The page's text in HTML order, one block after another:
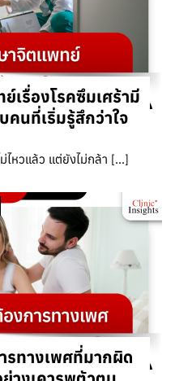
เรื่องโรคซึมเศร้ามี
คนที่เริ่มรู้สึกว่าใจ
ไหวแล้ว แต่ยังไม่กล้า […]
ทางเพศที่มากผิด